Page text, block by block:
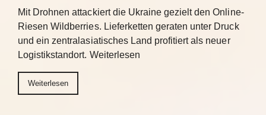
Mit Drohnen attackiert die Ukraine gezielt den Online-
Riesen Wildberries. Lieferketten geraten unter Druck
und ein zentralasiatisches Land profitiert als neuer
Logistikstandort. Weiterlesen
Weiterlesen